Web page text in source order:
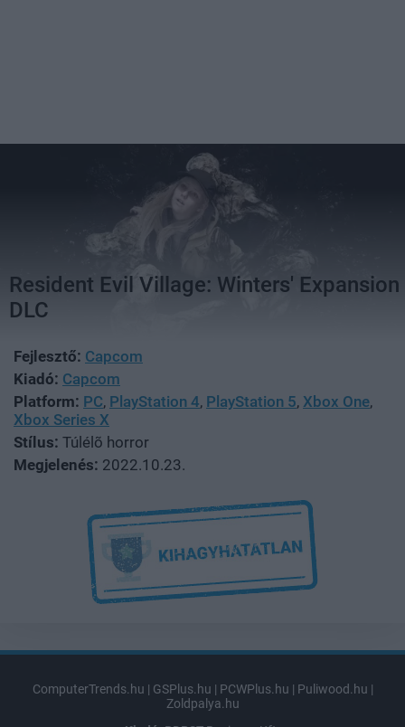
Resident Evil Village: Winters' Expansion
DLC
Fejlesztő: Capcom
Kiadó: Capcom
Platform: PC, PlayStation 4, PlayStation 5, Xbox One,
Xbox Series X
Stílus: Túlélõ horror
Megjelenés: 2022.10.23.
ComputerTrends.hu | GSPlus.hu | PCWPlus.hu | Puliwood.hu |
Zoldpalya.hu